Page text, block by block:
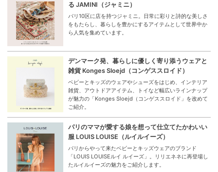
る JAMINI（ジャミニ）
パリ10区に店を持つジャミニ。日常に彩りと詩的な美しさ
をもたらし、暮らしを豊かにするアイテムとして世界中か
ら人気を集めています。
デンマーク発、暮らしに優しく寄り添うウェアと
雑貨 Konges Sloejd（コンゲススロイド）
ベビーとキッズのウェアやシューズをはじめ、インテリア
雑貨、アウトドアアイテム、トイなど幅広いラインナップ
が魅力の「Konges Sloejd（コンゲススロイド」を改めて
ご紹介。
パリのママが愛する娘を想って仕立てたかわいい
服 LOUIS LOUISE（ルイルイーズ）
パリからやって来たベビーとキッズウェアのブランド
「LOUIS LOUISEルイ ルイーズ」。リリエネネに再登場し
たルイルイーズの魅力をご紹介します。